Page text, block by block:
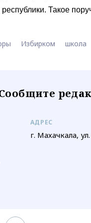
Такое
Избирком школа
АДРЕС
г. Махачкала,